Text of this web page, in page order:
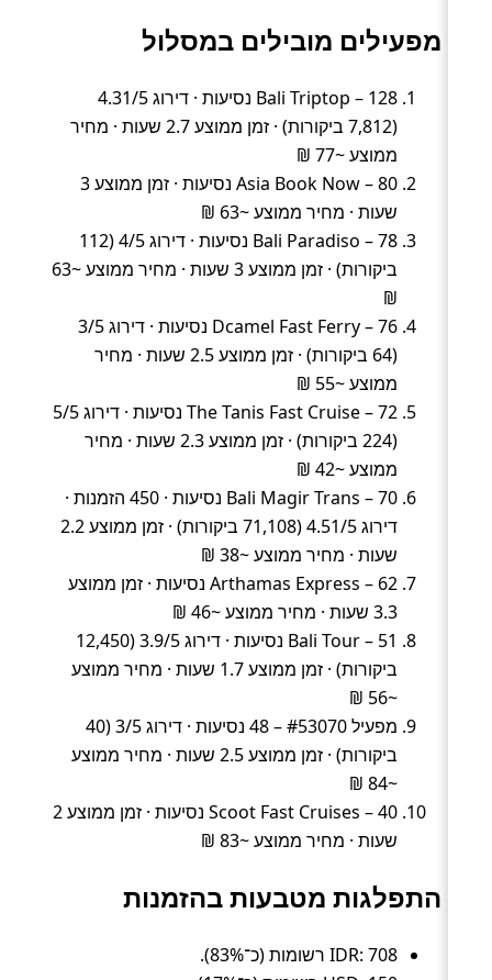
מפעילים מובילים במסלול
Bali Triptop – 128 נסיעות · דירוג 4.31/5
(7,812 ביקורות) · זמן ממוצע 2.7 שעות · מחיר
ממוצע ~77 ₪
Asia Book Now – 80 נסיעות · זמן ממוצע 3
שעות · מחיר ממוצע ~63 ₪
Bali Paradiso – 78 נסיעות · דירוג 4/5 (112
ביקורות) · זמן ממוצע 3 שעות · מחיר ממוצע ~63
₪
Dcamel Fast Ferry – 76 נסיעות · דירוג 3/5
(64 ביקורות) · זמן ממוצע 2.5 שעות · מחיר
ממוצע ~55 ₪
The Tanis Fast Cruise – 72 נסיעות · דירוג 5/5
(224 ביקורות) · זמן ממוצע 2.3 שעות · מחיר
ממוצע ~42 ₪
Bali Magir Trans – 70 נסיעות · 450 הזמנות ·
דירוג 4.51/5 (71,108 ביקורות) · זמן ממוצע 2.2
שעות · מחיר ממוצע ~38 ₪
Arthamas Express – 62 נסיעות · זמן ממוצע
3.3 שעות · מחיר ממוצע ~46 ₪
Bali Tour – 51 נסיעות · דירוג 3.9/5 (12,450
ביקורות) · זמן ממוצע 1.7 שעות · מחיר ממוצע
~56 ₪
מפעיל #53070 – 48 נסיעות · דירוג 3/5 (40
ביקורות) · זמן ממוצע 2.5 שעות · מחיר ממוצע
~84 ₪
Scoot Fast Cruises – 40 נסיעות · זמן ממוצע 2
שעות · מחיר ממוצע ~83 ₪
התפלגות מטבעות בהזמנות
IDR: 708 רשומות (כ־83%).